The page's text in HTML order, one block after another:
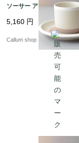
ソーサー アラビア トゥ
北欧食器 陶器 アンティ
ーク ヴィンテージ_it44
5,160 円
Callum shop